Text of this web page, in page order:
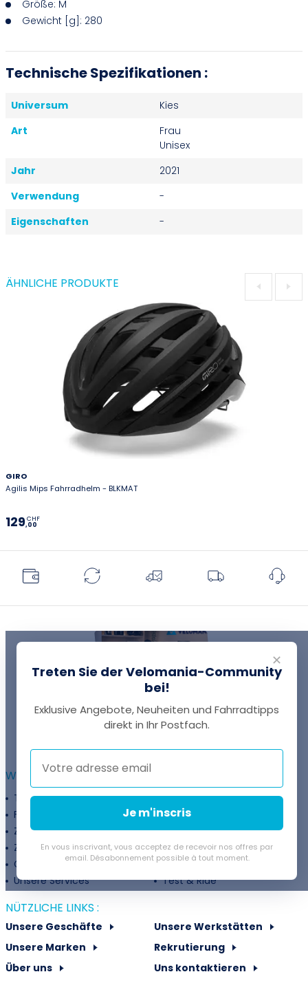
Größe: M
Gewicht [g]: 280
Technische Spezifikationen :
Universum
Kies
Art
Frau
Unisex
Jahr
2021
Verwendung
-
Eigenschaften
-
ÄHNLICHE PRODUKTE
GIRO
Agilis Mips Fahrradhelm - BLKMAT
129,00
CHF
EINE FRAGE?
WEITERFÜHRENDE INFORMATIONEN :
Treueprogramm
Unternehmen
Finanzierung
Treueprogramm
Zahlungsflexibilität
Fahrradanpassung
Zuschüsse
Rückgaberichtlinie
Gutschein
Velovermietung
Unsere Services
Test & Ride
NÜTZLICHE LINKS :
Unsere Geschäfte
Unsere Werkstätten
Unsere Marken
Rekrutierung
Über uns
Uns kontaktieren
✕
Treten Sie der Velomania-Community
bei!
Exklusive Angebote, Neuheiten und Fahrradtipps
direkt in Ihr Postfach.
Je m'inscris
En vous inscrivant, vous acceptez de recevoir nos offres par
email. Désabonnement possible à tout moment.